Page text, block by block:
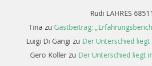
Rudi LAHRES
Tina zu Gastbeitrag:
Luigi Di Gangi zu Der Unterschied
Gero Kollerzu Der Unterschied liegt